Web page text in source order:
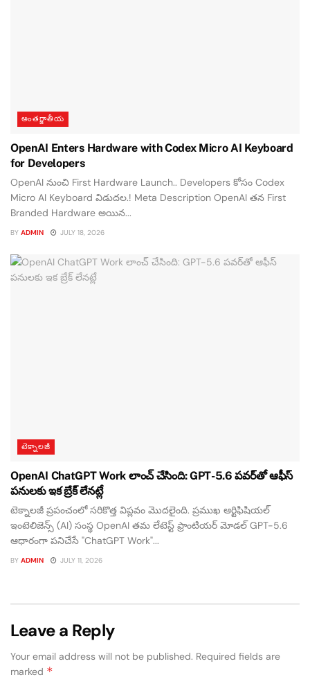
అంతర్జాతీయ
OpenAI Enters Hardware with Codex Micro AI Keyboard
for Developers
OpenAI నుంచి First Hardware Launch.. Developers కోసం Codex
Micro AI Keyboard విడుదల.! Meta Description OpenAI తన First
Branded Hardware అయిన...
BY ADMIN JULY 18, 2026
టెక్నాలజీ
OpenAI ChatGPT Work లాంచ్ చేసింది: GPT-5.6 పవర్‌తో ఆఫీస్
పనులకు ఇక బ్రేక్ లేనట్లే
టెక్నాలజీ ప్రపంచంలో సరికొత్త విప్లవం మొదలైంది. ప్రముఖ ఆర్టిఫిషియల్
ఇంటెలిజెన్స్ (AI) సంస్థ OpenAI తమ లేటెస్ట్ ఫ్రాంటియర్ మోడల్ GPT-5.6
ఆధారంగా పనిచేసే "ChatGPT Work"...
BY ADMIN JULY 11, 2026
Leave a Reply
Your email address will not be published. Required fields are
marked *